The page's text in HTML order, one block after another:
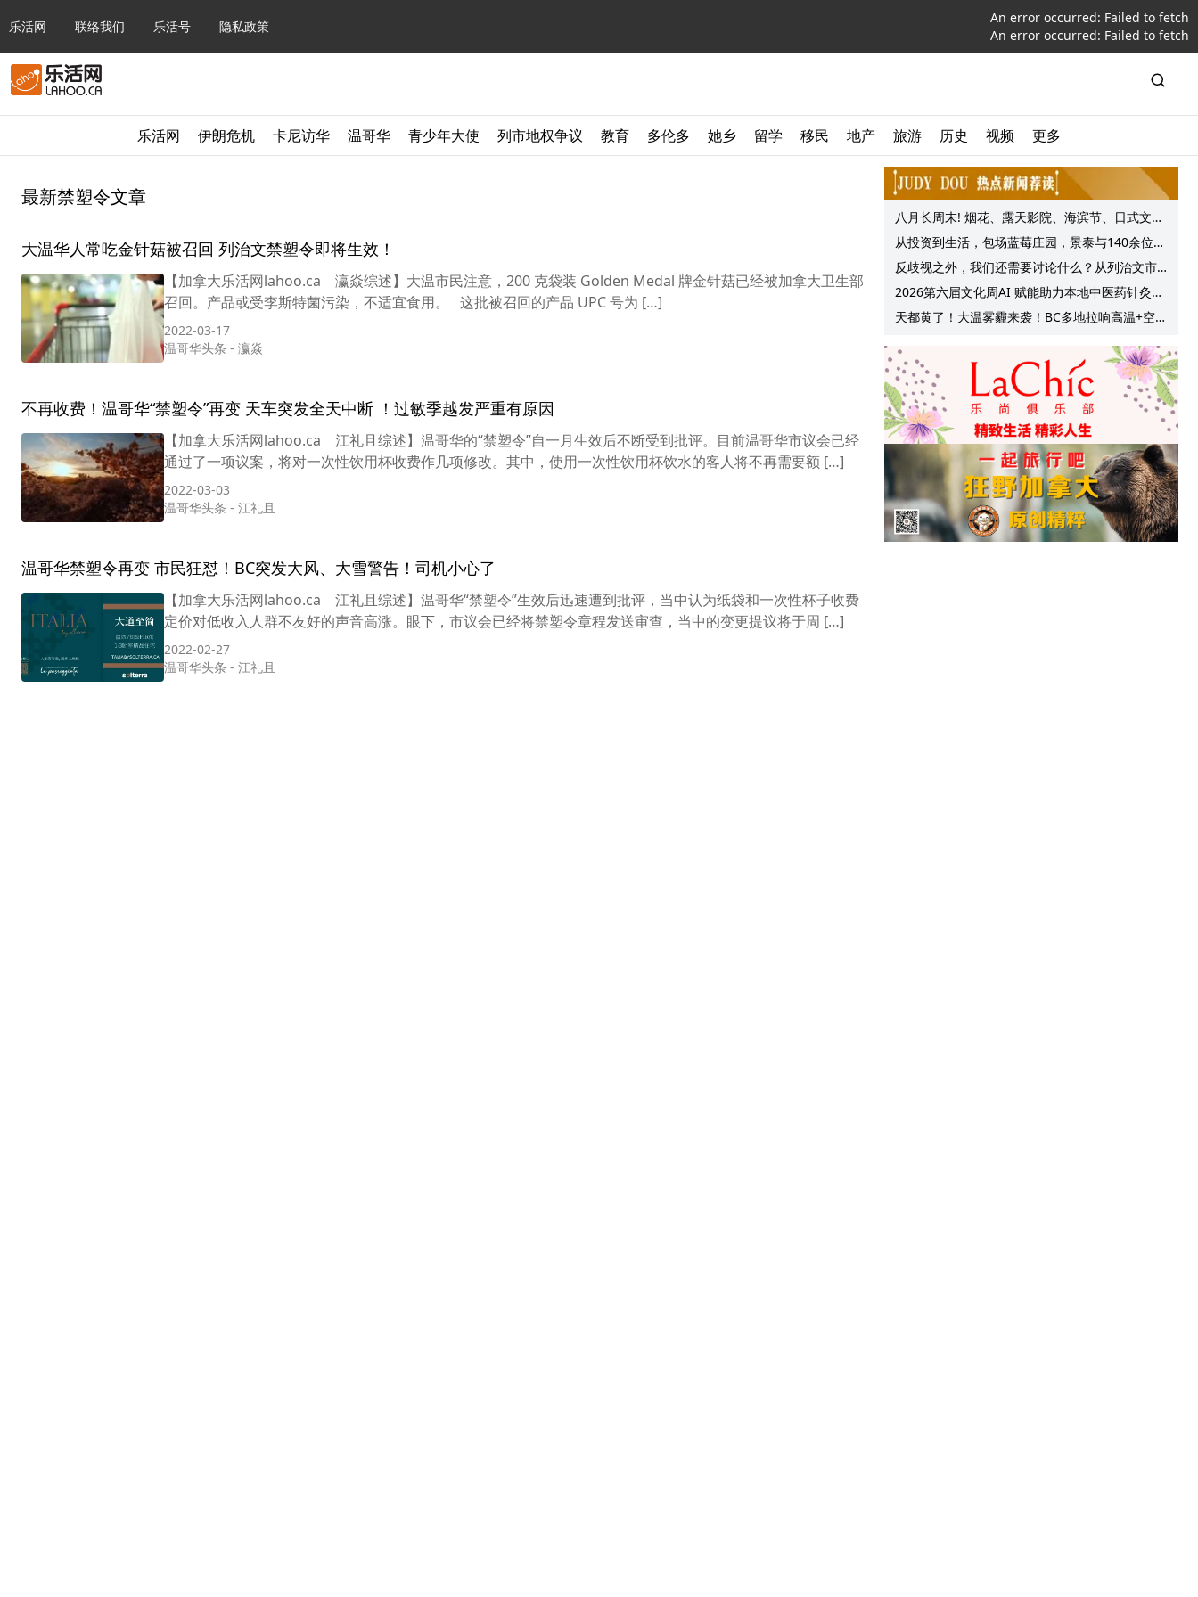
乐活网 联络我们 乐活号 隐私政策
An error occurred: Failed to fetch
An error occurred: Failed to fetch
乐活网 伊朗危机 卡尼访华 温哥华 青少年大使 列市地权争议 教育 多伦多 她乡 留学 移民 地产 旅游 历史 视频 更多
最新禁塑令文章
大温华人常吃金针菇被召回 列治文禁塑令即将生效！
【加拿大乐活网lahoo.ca 瀛焱综述】大温市民注意，200 克袋装 Golden Medal 牌金针菇已经被加拿大卫生部
召回。产品或受李斯特菌污染，不适宜食用。 这批被召回的产品 UPC 号为 […]
2022-03-17
温哥华头条 - 瀛焱
不再收费！温哥华“禁塑令”再变 天车突发全天中断 ！过敏季越发严重有原因
【加拿大乐活网lahoo.ca 江礼且综述】温哥华的“禁塑令”自一月生效后不断受到批评。目前温哥华市议会已经
通过了一项议案，将对一次性饮用杯收费作几项修改。其中，使用一次性饮用杯饮水的客人将不再需要额 […]
2022-03-03
温哥华头条 - 江礼且
温哥华禁塑令再变 市民狂怼！BC突发大风、大雪警告！司机小心了
【加拿大乐活网lahoo.ca 江礼且综述】温哥华“禁塑令”生效后迅速遭到批评，当中认为纸袋和一次性杯子收费
定价对低收入人群不友好的声音高涨。眼下，市议会已经将禁塑令章程发送审查，当中的变更提议将于周 […]
2022-02-27
温哥华头条 - 江礼且
八月长周末! 烟花、露天影院、海滨节、日式文化
节庆, 大温哥华各种精彩活动上线!
从投资到生活，包场蓝莓庄园，景泰与140余位客
户共享夏日”莓”好时光
反歧视之外，我们还需要讨论什么？从列治文市
议会一项动议谈起
2026第六届文化周AI 赋能助力本地中医药针灸服
务提质升级
天都黄了！大温雾霾来袭！BC多地拉响高温+空气